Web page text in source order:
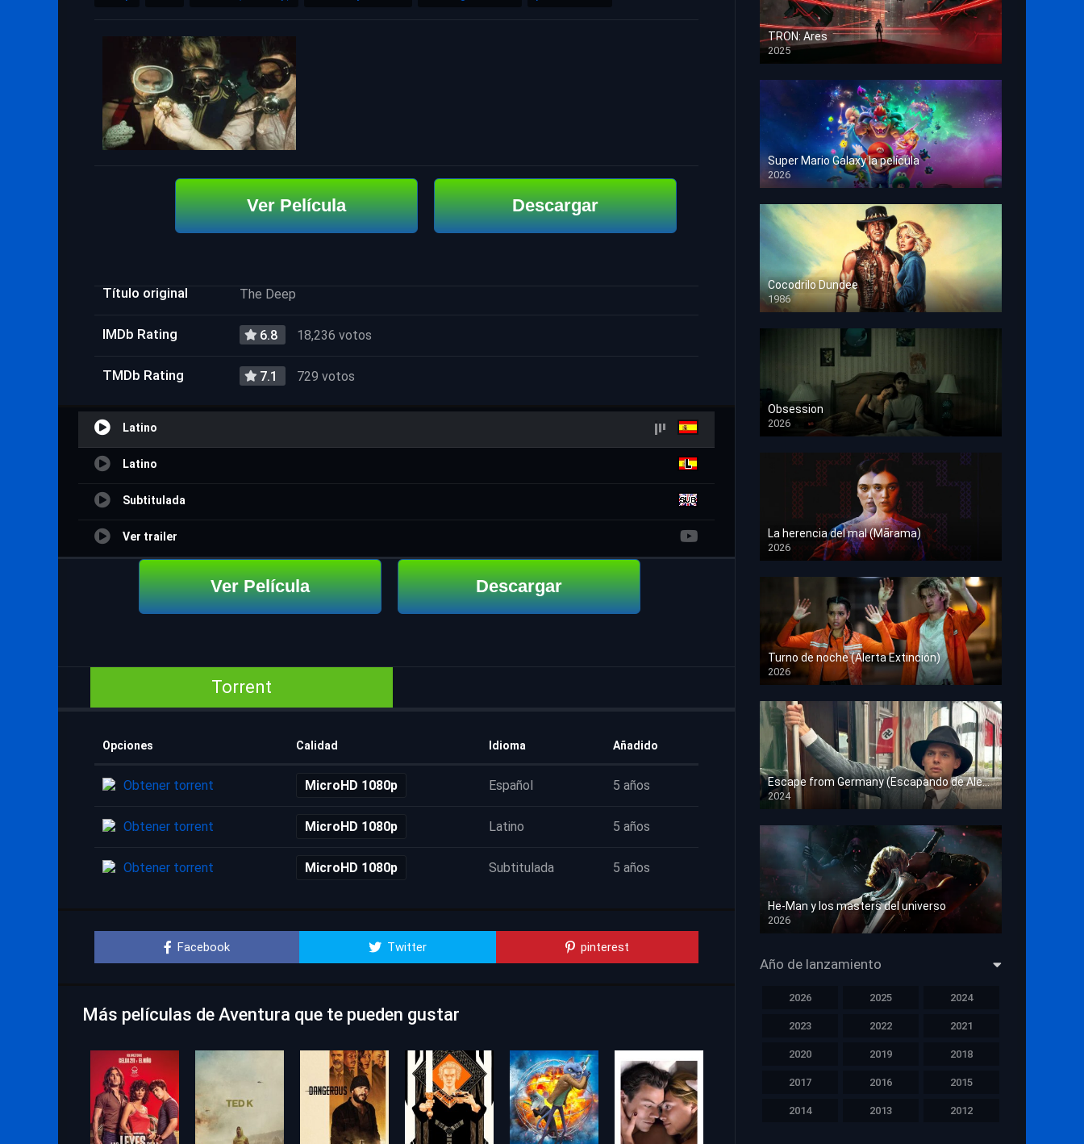
Ver Película Descargar
Título original The Deep
IMDb Rating 6.8 18,236 votos
TMDb Rating 7.1 729 votos
Latino
Latino
Subtitulada
Ver trailer
Ver Película Descargar
Torrent
Opciones Calidad Idioma Añadido
Obtener torrent MicroHD 1080p Español 5 años
Obtener torrent MicroHD 1080p Latino 5 años
Obtener torrent MicroHD 1080p Subtitulada 5 años
Facebook Twitter pinterest
Más películas de Aventura que te pueden gustar
TRON: Ares
2025
HD 1080p
Super Mario Galaxy la película
2026
HD 1080p
Cocodrilo Dundee
1986
HD 1080p
Obsession
2026
HD 1080p
La herencia del mal (Mārama)
2026
HD 1080p
Turno de noche (Alerta Extinción)
2026
HD 1080p
Escape from Germany (Escapando de Alemania)
2024
HD 1080p
He-Man y los masters del universo
2026
HD 1080p
Año de lanzamiento
2026 2025 2024
2023 2022 2021
2020 2019 2018
2017 2016 2015
2014 2013 2012